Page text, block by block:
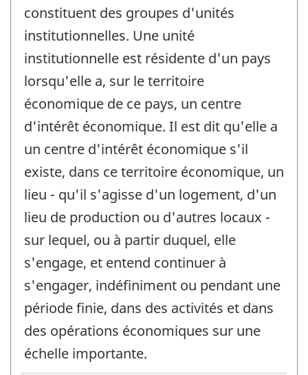
constituent des groupes d'unités
institutionnelles. Une unité
institutionnelle est résidente d'un pays
lorsqu'elle a, sur le territoire
économique de ce pays, un centre
d'intérêt économique. Il est dit qu'elle a
un centre d'intérêt économique s'il
existe, dans ce territoire économique, un
lieu - qu'il s'agisse d'un logement, d'un
lieu de production ou d'autres locaux -
sur lequel, ou à partir duquel, elle
s'engage, et entend continuer à
s'engager, indéfiniment ou pendant une
période finie, dans des activités et dans
des opérations économiques sur une
échelle importante.